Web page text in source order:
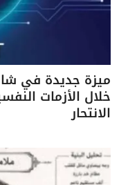
ميزة جديدة في
خلال الأزمات
الانتحار